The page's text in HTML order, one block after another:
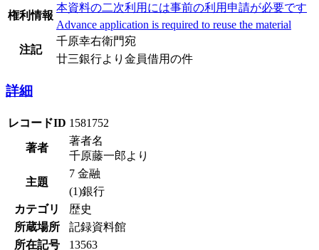
権利情報
本資料の二次利用には事前の利用申請が必要です
Advance application is required to reuse the material
注記
千原幸右衛門宛
廿三銀行より金員借用の件
詳細
レコードID 1581752
著者
著者名
千原藤一郎より
主題
7 金融
(1)銀行
カテゴリ
歴史
所蔵場所
記録資料館
所在記号
13563